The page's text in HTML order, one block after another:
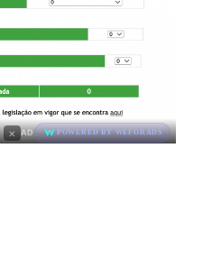
× AD POWERED BY WEFORADS